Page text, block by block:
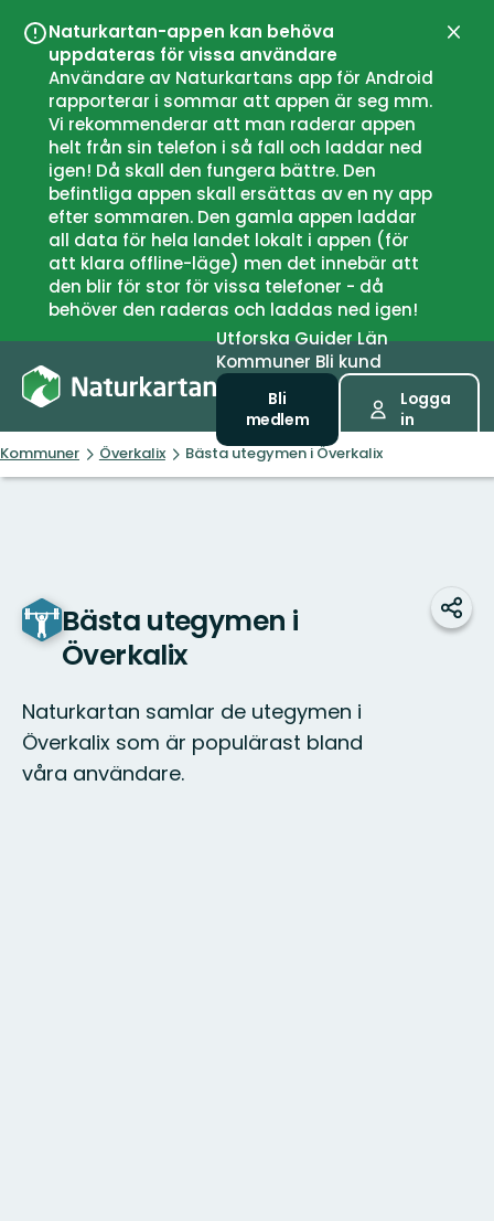
Naturkartan-appen kan behöva
uppdateras för vissa användare
Användare av Naturkartans app för Android
rapporterar i sommar att appen är seg mm.
Vi rekommenderar att man raderar appen
helt från sin telefon i så fall och laddar ned
igen! Då skall den fungera bättre. Den
befintliga appen skall ersättas av en ny app
efter sommaren. Den gamla appen laddar
all data för hela landet lokalt i appen (för
att klara offline-läge) men det innebär att
den blir för stor för vissa telefoner - då
behöver den raderas och laddas ned igen!
UtforskaGuiderLän
Kommuner Bli kund
Bli
medlem
Logga
in
Kommuner Överkalix Bästa utegymen i Överkalix
Bästa utegymen i
Överkalix
Naturkartan samlar de utegymen i
Överkalix som är populärast bland
våra användare.
Dela